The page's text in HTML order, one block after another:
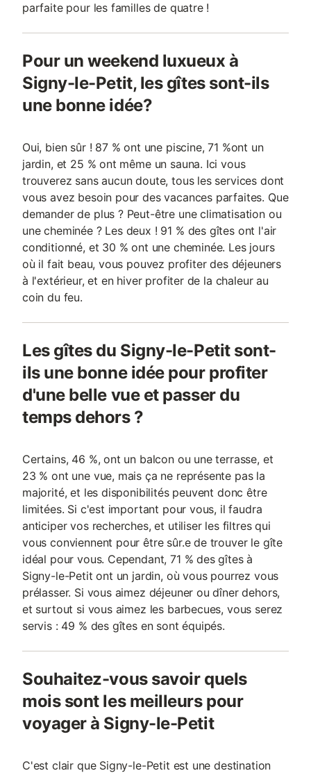
parfaite pour les familles de quatre !
Pour un weekend luxueux à
Signy-le-Petit, les gîtes sont-ils
une bonne idée?
Oui, bien sûr ! 87 % ont une piscine, 71 %ont un
jardin, et 25 % ont même un sauna. Ici vous
trouverez sans aucun doute, tous les services dont
vous avez besoin pour des vacances parfaites. Que
demander de plus ? Peut-être une climatisation ou
une cheminée ? Les deux ! 91 % des gîtes ont l'air
conditionné, et 30 % ont une cheminée. Les jours
où il fait beau, vous pouvez profiter des déjeuners
à l'extérieur, et en hiver profiter de la chaleur au
coin du feu.
Les gîtes du Signy-le-Petit sont-
ils une bonne idée pour profiter
d'une belle vue et passer du
temps dehors ?
Certains, 46 %, ont un balcon ou une terrasse, et
23 % ont une vue, mais ça ne représente pas la
majorité, et les disponibilités peuvent donc être
limitées. Si c'est important pour vous, il faudra
anticiper vos recherches, et utiliser les filtres qui
vous conviennent pour être sûr.e de trouver le gîte
idéal pour vous. Cependant, 71 % des gîtes à
Signy-le-Petit ont un jardin, où vous pourrez vous
prélasser. Si vous aimez déjeuner ou dîner dehors,
et surtout si vous aimez les barbecues, vous serez
servis : 49 % des gîtes en sont équipés.
Souhaitez-vous savoir quels
mois sont les meilleurs pour
voyager à Signy-le-Petit
C'est clair que Signy-le-Petit est une destination